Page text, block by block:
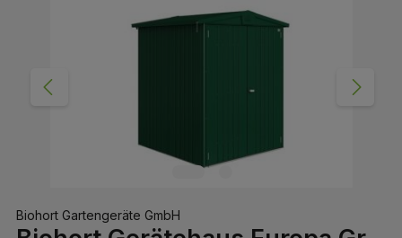
Biohort Gartengeräte GmbH